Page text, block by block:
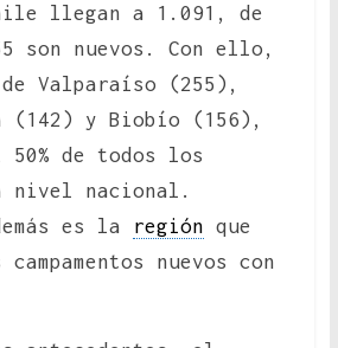
llegan a 1.091, de
son nuevos. Con ello,
Valparaíso (255),
(142) y Biobío (156),
de todos los
a nivel nacional.
es la
región que
nuevos con